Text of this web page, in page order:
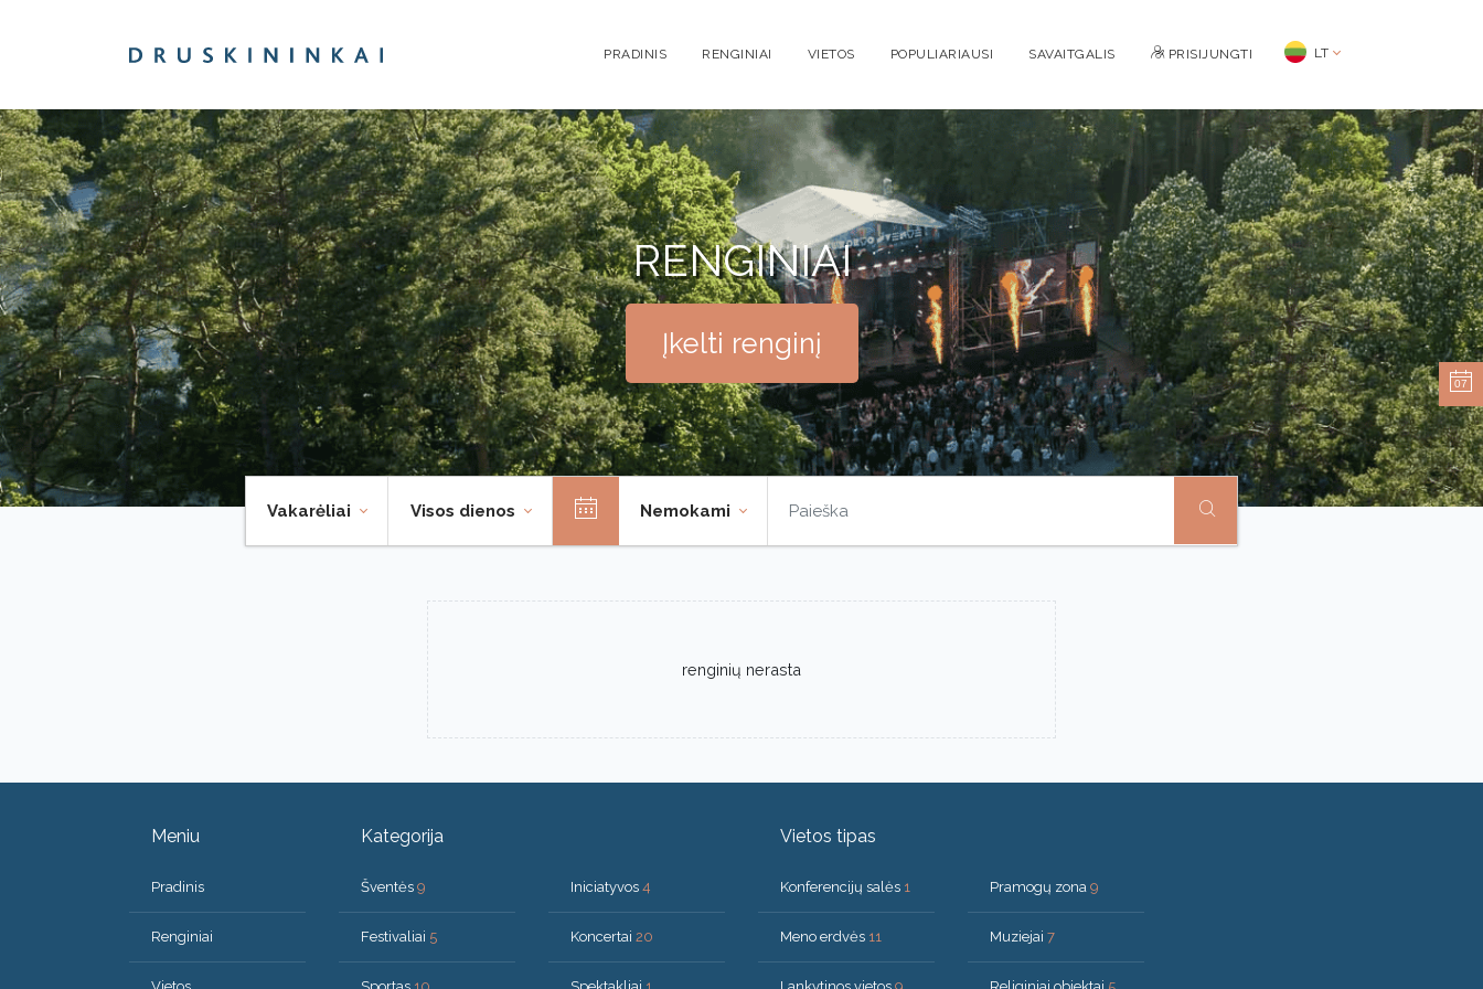
PRADINIS RENGINIAI VIETOS POPULIARIAUSI SAVAITGALIS PRISIJUNGTI LT
RENGINIAI
Įkelti renginį
Vakarėliai Visos dienos Nemokami
renginių nerasta
Meniu
Pradinis
Renginiai
Kategorija
Šventės 9
Festivaliai 5
Iniciatyvos 4
Koncertai 20
Vietos tipas
Konferencijų salės 1
Meno erdvės 11
Pramogų zona 9
Muziejai 7
07